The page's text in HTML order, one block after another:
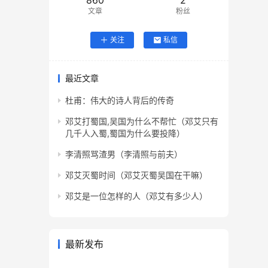
文章 粉丝
关注 私信
最近文章
杜甫：伟大的诗人背后的传奇
邓艾打蜀国,吴国为什么不帮忙（邓艾只有
几千人入蜀,蜀国为什么要投降）
李清照骂渣男（李清照与前夫）
邓艾灭蜀时间（邓艾灭蜀吴国在干嘛）
邓艾是一位怎样的人（邓艾有多少人）
最新发布